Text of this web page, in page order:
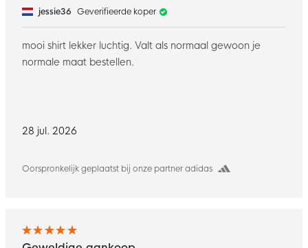
28 jul. 2026
Oorspronkelijk geplaatst bij onze partner adidas
jessie36 Geverifieerde koper
mooi shirt lekker luchtig. Valt als normaal gewoon je
normale maat bestellen.